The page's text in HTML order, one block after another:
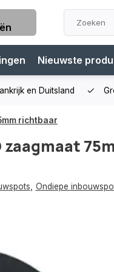
Nieuwste
en Duitsland
richtbaar
Ondiepe